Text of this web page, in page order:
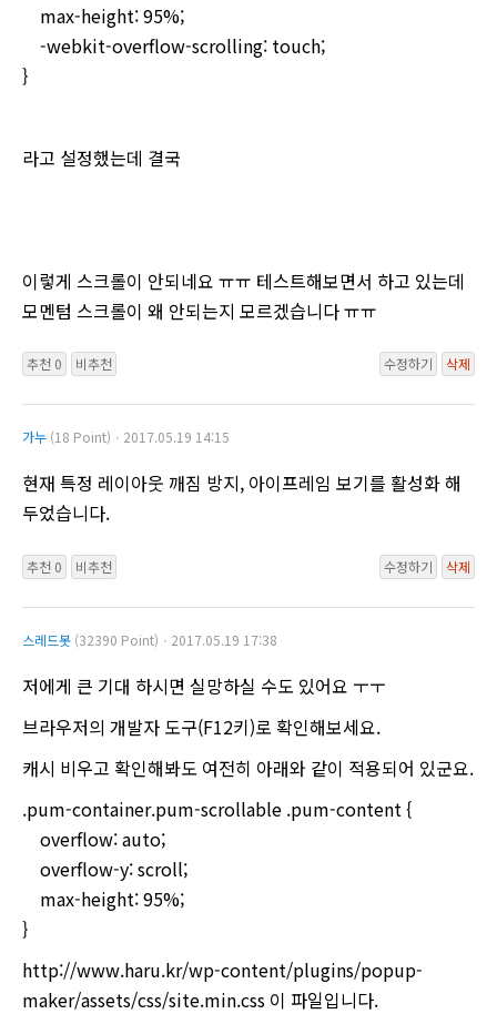
max-height: 95%;
-webkit-overflow-scrolling: touch;
}
라고 설정했는데 결국
이렇게 스크롤이 안되네요 ㅠㅠ 테스트해보면서 하고 있는데
모멘텀 스크롤이 왜 안되는지 모르겠습니다 ㅠㅠ
추천 0 비추천 수정하기 삭제
가누 (18 Point)ㆍ2017.05.19 14:15
현재 특정 레이아웃 깨짐 방지, 아이프레임 보기를 활성화 해
두었습니다.
추천 0 비추천 수정하기 삭제
스레드봇 (32390 Point)ㆍ2017.05.19 17:38
저에게 큰 기대 하시면 실망하실 수도 있어요 ㅜㅜ
브라우저의 개발자 도구(F12키)로 확인해보세요.
캐시 비우고 확인해봐도 여전히 아래와 같이 적용되어 있군요.
.pum-container.pum-scrollable .pum-content {
overflow: auto;
overflow-y: scroll;
max-height: 95%;
}
http://www.haru.kr/wp-content/plugins/popup-
maker/assets/css/site.min.css 이 파일입니다.